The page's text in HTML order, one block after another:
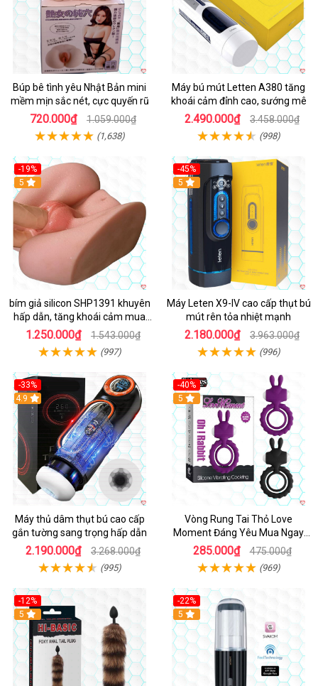
Búp bê tình yêu Nhật Bản mini
mềm mịn sắc nét, cực quyến rũ
720.000₫ 1.059.000₫
(1,638)
Máy bú mút Letten A380 tăng
khoái cảm đỉnh cao, sướng mê
2.490.000₫ 3.458.000₫
(998)
-19%
Hot
5
bím giả silicon SHP1391 khuyên
hấp dẫn, tăng khoái cảm mua
ngay
1.250.000₫ 1.543.000₫
(997)
-45%
Hot
5
Máy Leten X9-IV cao cấp thụt bú
mút rên tỏa nhiệt mạnh
2.180.000₫ 3.963.000₫
(996)
-33%
Hot
4.9
Máy thủ dâm thụt bú cao cấp
gắn tường sang trọng hấp dẫn
2.190.000₫ 3.268.000₫
(995)
-40%
5
Vòng Rung Tai Thỏ Love
Moment Đáng Yêu Mua Ngay
Giá Tốt
285.000₫ 475.000₫
(969)
-12%
Hot
5
-22%
5